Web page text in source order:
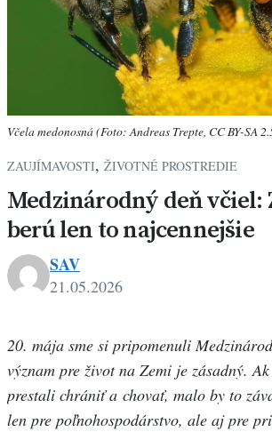
Včela medonosná (Foto: Andreas Trepte, CC BY-SA
ZAUJÍMAVOSTI, ŽIVOTNÉ PROSTREDIE
Medzinárodný deň
berú len to najcennejšie
SAV
21.05.2026
20. mája sme si pripomenuli
význam pre život na Zemi je zásadný.
prestali chrániť a chovať, malo by to
len pre poľnohospodárstvo, ale aj pre